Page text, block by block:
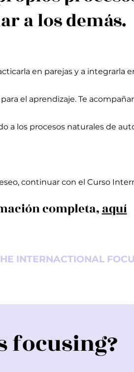
a los demás.
en parejas y a integrarla
el aprendizaje. Te
a los procesos naturales de
continuar con el Curso
completa,aquí
INTERNACTIONAL
focusing?